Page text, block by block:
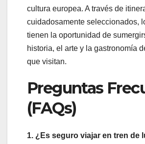
cultura europea. A través de
cuidadosamente seleccionados,
tienen la oportunidad de
historia, el arte y la gastronomía
que visitan.
Preguntas
(FAQs)
1. ¿Es seguro viajar en tren de